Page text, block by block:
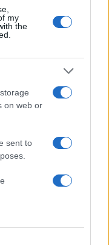
my
the
on web or
sent to
συμφωνίας
Ελλάδας –
η
GSI
η Μαρία
από την
μέτωπα της
όπως και